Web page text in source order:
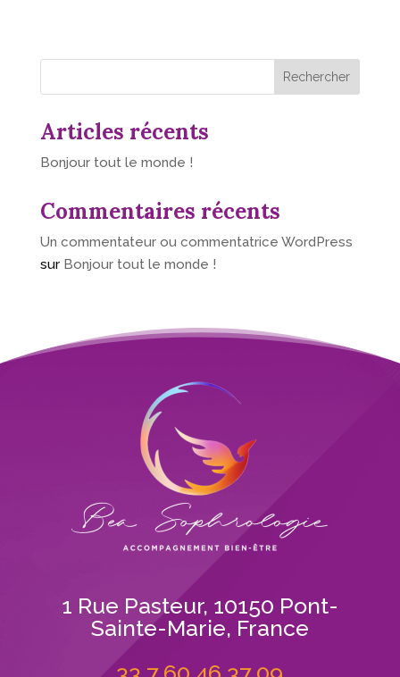
Rechercher
Articles récents
Bonjour tout le monde !
Commentaires récents
Un commentateur ou commentatrice WordPress
sur Bonjour tout le monde !
1 Rue Pasteur, 10150 Pont-
Sainte-Marie, France